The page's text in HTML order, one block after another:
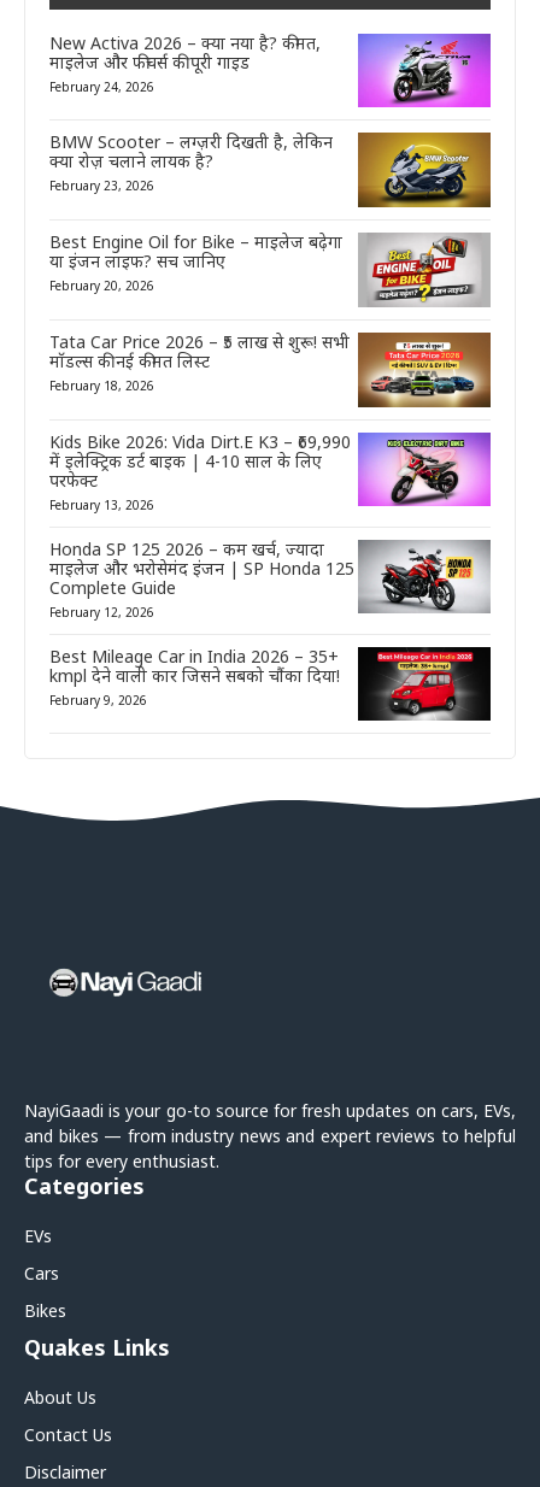
New Activa 2026 – क्या नया है? कीमत,
माइलेज और फीचर्स की पूरी गाइड
February 24, 2026
BMW Scooter – लग्ज़री दिखती है, लेकिन
क्या रोज़ चलाने लायक है?
February 23, 2026
Best Engine Oil for Bike – माइलेज बढ़ेगा
या इंजन लाइफ? सच जानिए
February 20, 2026
Tata Car Price 2026 – ₹5 लाख से शुरू! सभी
मॉडल्स की नई कीमत लिस्ट
February 18, 2026
Kids Bike 2026: Vida Dirt.E K3 – ₹69,990
में इलेक्ट्रिक डर्ट बाइक | 4-10 साल के लिए
परफेक्ट
February 13, 2026
Honda SP 125 2026 – कम खर्च, ज्यादा
माइलेज और भरोसेमंद इंजन | SP Honda 125
Complete Guide
February 12, 2026
Best Mileage Car in India 2026 – 35+
kmpl देने वाली कार जिसने सबको चौंका दिया!
February 9, 2026
NayiGaadi is your go-to source for fresh updates on cars, EVs,
and bikes — from industry news and expert reviews to helpful
tips for every enthusiast.
Categories
EVs
Cars
Bikes
Quakes Links
About Us
Contact Us
Disclaimer